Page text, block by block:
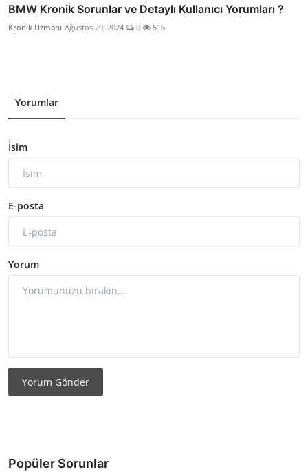
BMW Kronik Sorunlar ve Detaylı Kullanıcı Yorumları ?
Kronik Uzmanı Ağustos 29, 2024 0 516
Yorumlar
İsim
E-posta
Yorum
Yorum Gönder
Popüler Sorunlar